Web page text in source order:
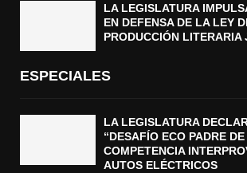
LA LEGISLATURA
EN DEFENSA DE LA LEY
PRODUCCIÓN LITERARIA
ESPECIALES
LA LEGISLATURA
“DESAFÍO ECO PADRE
COMPETENCIA
AUTOS ELÉCTRICOS